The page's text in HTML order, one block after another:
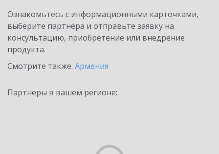
Ознакомьтесь с информационными карточками,
выберите партнёра и отправьте заявку на
консультацию, приобретение или внедрение
продукта.
Смотрите также: Армения
Партнеры в вашем регионе: